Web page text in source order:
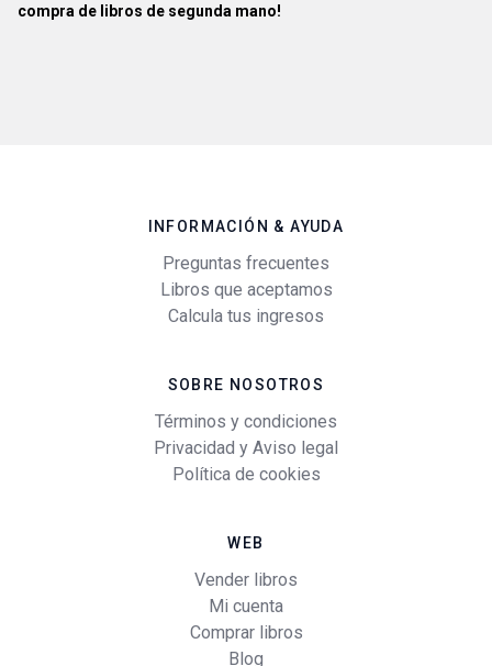
compra de libros de segunda mano!
INFORMACIÓN & AYUDA
Preguntas frecuentes
Libros que aceptamos
Calcula tus ingresos
SOBRE NOSOTROS
Términos y condiciones
Privacidad y Aviso legal
Política de cookies
WEB
Vender libros
Mi cuenta
Comprar libros
Blog